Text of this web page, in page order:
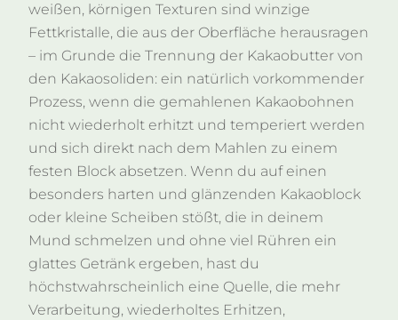
weißen, körnigen Texturen sind winzige
Fettkristalle, die aus der Oberfläche herausragen
– im Grunde die Trennung der Kakaobutter von
den Kakaosoliden: ein natürlich vorkommender
Prozess, wenn die gemahlenen Kakaobohnen
nicht wiederholt erhitzt und temperiert werden
und sich direkt nach dem Mahlen zu einem
festen Block absetzen. Wenn du auf einen
besonders harten und glänzenden Kakaoblock
oder kleine Scheiben stößt, die in deinem
Mund schmelzen und ohne viel Rühren ein
glattes Getränk ergeben, hast du
höchstwahrscheinlich eine Quelle, die mehr
Verarbeitung, wiederholtes Erhitzen,